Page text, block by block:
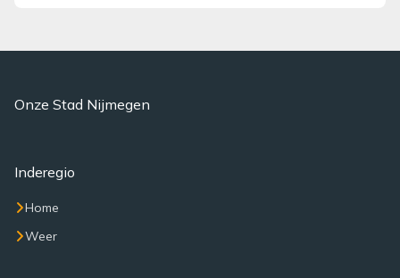
Onze Stad Nijmegen
Inderegio
Home
Weer